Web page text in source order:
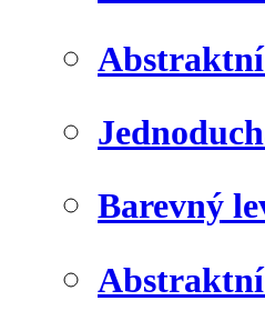
Barevný